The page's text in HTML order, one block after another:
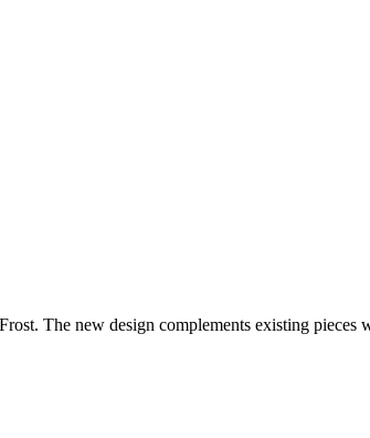
The new design complements existing pieces